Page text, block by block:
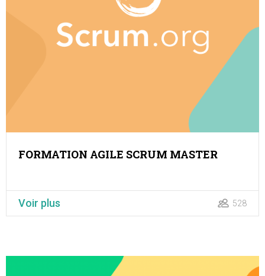
FORMATION AGILE SCRUM MASTER
528
Voir plus